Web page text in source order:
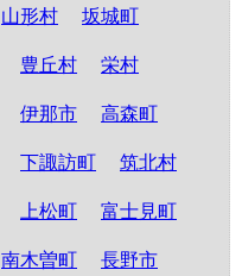
山形村 坂城町
豊丘村 栄村
伊那市 高森町
下諏訪町 筑北村
上松町 富士見町
南木曽町 長野市